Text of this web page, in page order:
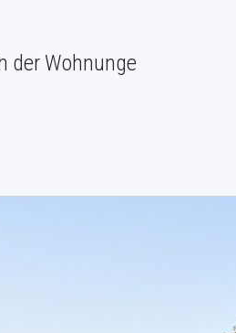
der Wohnunge